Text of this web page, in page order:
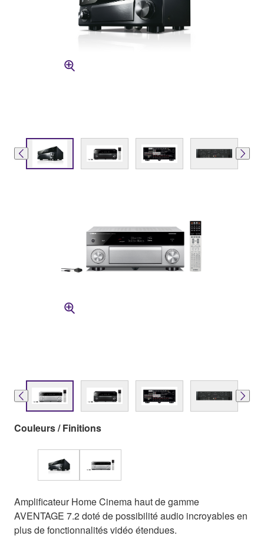
Couleurs / Finitions
Amplificateur Home Cinema haut de gamme
AVENTAGE 7.2 doté de possibilité audio incroyables en
plus de fonctionnalités vidéo étendues.